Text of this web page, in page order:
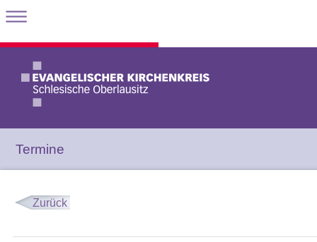
Termine
Zurück